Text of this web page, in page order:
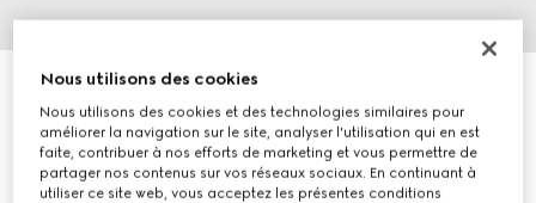
Ceinture large Gucci Blondie
€ 450
Nous utilisons des cookies
Nous utilisons des cookies et des technologies similaires pour
améliorer la navigation sur le site, analyser l'utilisation qui en est
faite, contribuer à nos efforts de marketing et vous permettre de
partager nos contenus sur vos réseaux sociaux. En continuant à
utiliser ce site web, vous acceptez les présentes conditions